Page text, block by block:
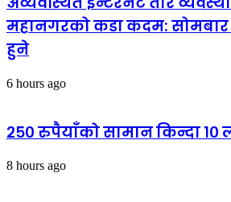
महानगरको कडा कदम:
हुने
6 hours ago
२५० रुपैयाँको सामान किन्दा १०
8 hours ago